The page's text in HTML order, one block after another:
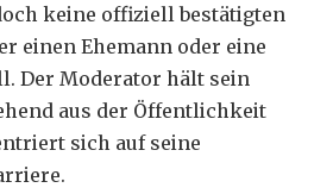
keine offiziell bestätigten
einen Ehemann oder eine
Der Moderator hält sein
aus der Öffentlichkeit
sich auf seine